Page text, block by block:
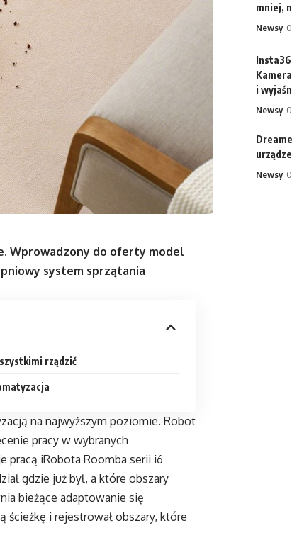
Wprowadzony do oferty model
system sprzątania
rządzić
na najwyższym poziomie. Robot
pracy w wybranych
pracą iRobota Roomba serii i6
gdzie już był, a które obszary
bieżące adaptowanie się
i rejestrował obszary, które
mniej,
Newsy
i
Newsy
Newsy